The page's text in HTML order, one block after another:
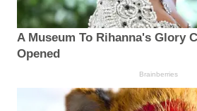
A Museum To Rihanna's Glory
Opened
Brainberries